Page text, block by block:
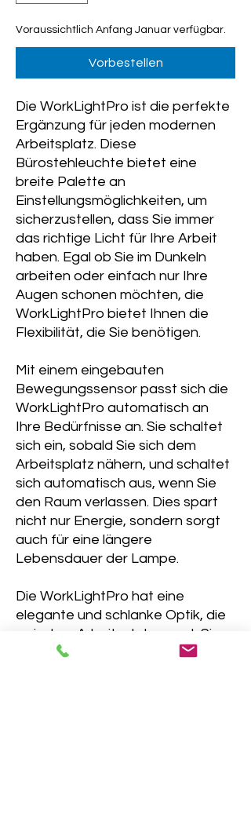
Voraussichtlich Anfang Januar verfügbar.
Vorbestellen
Die WorkLightPro ist die perfekte
Ergänzung für jeden modernen
Arbeitsplatz. Diese
Bürostehleuchte bietet eine
breite Palette an
Einstellungsmöglichkeiten, um
sicherzustellen, dass Sie immer
das richtige Licht für Ihre Arbeit
haben. Egal ob Sie im Dunkeln
arbeiten oder einfach nur Ihre
Augen schonen möchten, die
WorkLightPro bietet Ihnen die
Flexibilität, die Sie benötigen.
Mit einem eingebauten
Bewegungssensor passt sich die
WorkLightPro automatisch an
Ihre Bedürfnisse an. Sie schaltet
sich ein, sobald Sie sich dem
Arbeitsplatz nähern, und schaltet
sich automatisch aus, wenn Sie
den Raum verlassen. Dies spart
nicht nur Energie, sondern sorgt
auch für eine längere
Lebensdauer der Lampe.
Die WorkLightPro hat eine
elegante und schlanke Optik, die
zu jedem Arbeitsplatz passt. Sie
ist aus hochwertigen Materialien